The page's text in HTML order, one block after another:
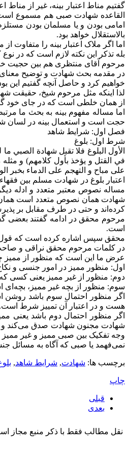
گفتیم مناط اعتبار بینه، غیر از
القاعده شهادت صبی هم مسموع است
امامی بودن و یا مسلمان بودن
بالاستقلال خواهد بود.
اما اگر ملاک اعتبار بینه را
بله تذکر این نکته لازم است که در
مرحوم آقای منتظری هم بین حجیت
در مقدمه بحث شهادت و توضیح
خواهیم کرد و حاصل آنچه گفتیم این
از همان خلطی است که در جای خود
اما مساله مفهوم بینه به بحث ما
حجت است و استعمال بینه در لسان
فصل اول: شرایط شاهد
شرط اول: بلوغ
الأول البلوغ‌ فلا تقبل شهادة
في القتل و يؤخذ بأول كلامهم) و
على مباح و التهجم على الدماء بخبر
اعتبار بلوغ در شهادت مسلم بین
مساله نصوص معتبر متعدد و ادله
شهادت همان نصوص متعدد است همان
کرده‌اند و حتی در طرف مقابل بر
مرحوم محقق در ادامه گفتند بعضی
است.
محقق سپس اشاره کرده است که قول
در کلمات مرحوم محقق نراقی و
عرض ما این است که منظور از ممیز
اول: منظور ممیز در امور جنسی و
دوم: منظور از غیر ممیز یعنی کسی
سوم: منظور از بچه غیر ممیز،
اگر منظور احتمال سوم باشد
هست و در اعتبار آن تمییز شرط است.
اگر منظور احتمال دوم باشد
شهادت مجنون شهادت صدق می‌کند و
وجه تفکیک بین صبی ممیز و غیر
نمی‌فهمد یا صبی که آگاه به مسائل
برچسب ها: شهادت, شرایط شاهد,
چاپ
قبلی
بعدی
نقل مطالب فقط با ذکر منبع مجاز